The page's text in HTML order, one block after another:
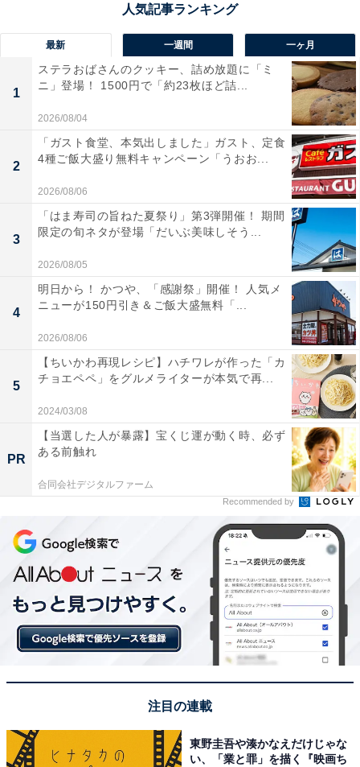
1番はじめに食べるおかず第1位：「昔ながらのシ
ウマイ」
「昔ながらのシウマイ」は5個入っている
」でした。
シウマイ弁当の主役から食べる人が最も多いという結果
になりました。実は、シウマイ弁当が発売開始となった
当時、シウマイは4個だったことをご存じでしょうか。
5個になったのは、1974年のこと。時代のニーズに合わ
せたとのことで、1個はみ出すような形となりました。
年から変わっていません。
回答者からは「やっぱり最初に食べるのはメインである
最新 一週間 一ヶ月
1
ステラおばさんのクッキー、詰め放題に「ミ
ニ」登場！ 1500円で「約23枚ほど詰...
2026/08/04
2
「ガスト食堂、本気出しました」ガスト、定食
4種ご飯大盛り無料キャンペーン「うおお...
2026/08/06
3
「はま寿司の旨ねた夏祭り」第3弾開催！ 期間
限定の旬ネタが登場「だいぶ美味しそう...
2026/08/05
4
明日から！ かつや、「感謝祭」開催！ 人気メ
ニューが150円引き＆ご飯大盛無料「...
2026/08/06
5
【ちいかわ再現レシピ】ハチワレが作った「カ
チョエペペ」をグルメライターが本気で再...
2024/03/08
PR
【当選した人が暴露】宝くじ運が動く時、必ず
ある前触れ
合同会社デジタルファーム
Recommended by
注目の連載
東野圭吾や湊かなえだけじゃな
い、「業と罪」を描く『映画ち